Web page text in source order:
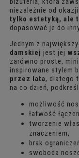
niezależnie od
tylko estetyką, ale
dopasować je do
Jednym z
damskiej jest jej
zarówno proste,
inspirowane stylem
przez lata, dlatego
na co dzień,
możliwość
łatwość
tworzenie
znaczeniem,
brak
swoboda